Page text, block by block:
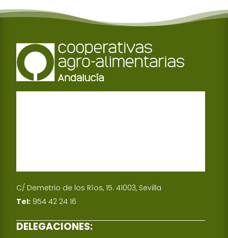
C/ Demetrio de los Ríos, 15. 41003, Sevilla
Tel: 954 42 24 16
DELEGACIONES: